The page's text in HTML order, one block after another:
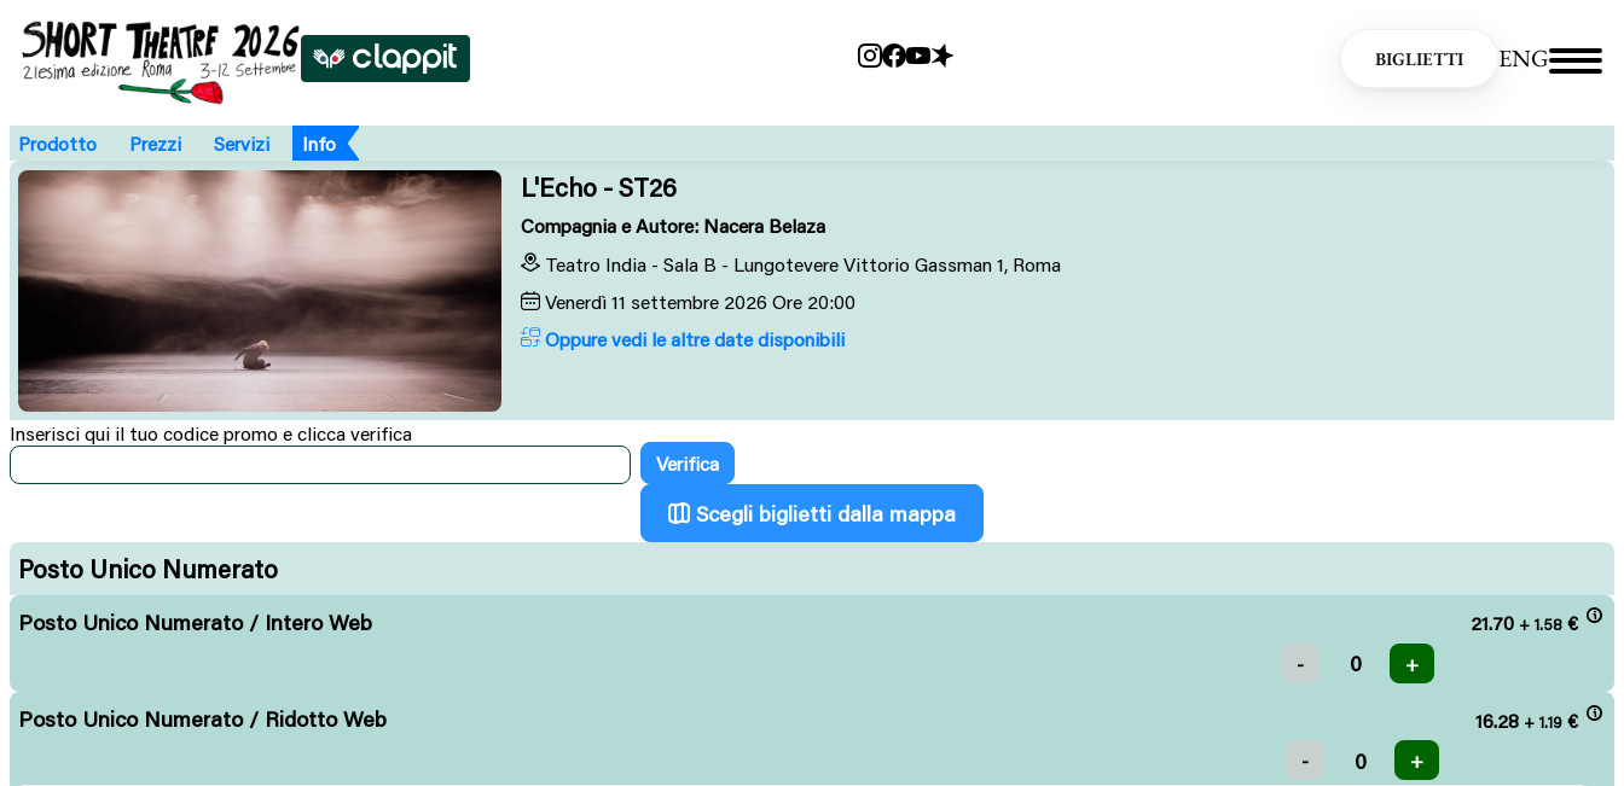
BIGLIETTI ENG
Prodotto Prezzi Servizi Info
L'Echo - ST26
Compagnia e Autore: Nacera Belaza
Teatro India - Sala B - Lungotevere Vittorio Gassman 1, Roma
Venerdì 11 settembre 2026 Ore 20:00
Oppure vedi le altre date disponibili
Inserisci qui il tuo codice promo e clicca verifica
Scegli biglietti dalla mappa
Posto Unico Numerato
Posto Unico Numerato / Intero Web 21.70 + 1.58 €
Posto Unico Numerato / Ridotto Web 16.28 + 1.19 €